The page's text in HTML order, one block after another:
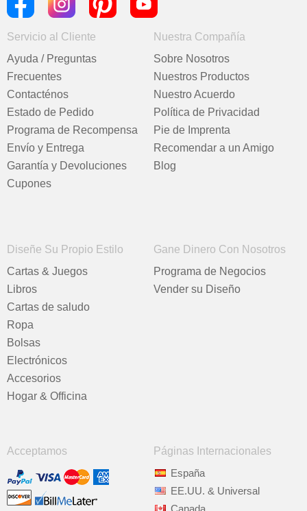
Servicio al Cliente
Ayuda / Preguntas
Frecuentes
Contacténos
Estado de Pedido
Programa de Recompensa
Envío y Entrega
Garantía y Devoluciones
Cupones
Nuestra Compañía
Sobre Nosotros
Nuestros Productos
Nuestro Acuerdo
Política de Privacidad
Pie de Imprenta
Recomendar a un Amigo
Blog
Diseñe Su Propio Estilo
Cartas & Juegos
Libros
Cartas de saludo
Ropa
Bolsas
Electrónicos
Accesorios
Hogar & Officina
Gane Dinero Con Nosotros
Programa de Negocios
Vender su Diseño
Acceptamos
Páginas Internacionales
España
EE.UU. & Universal
Canada